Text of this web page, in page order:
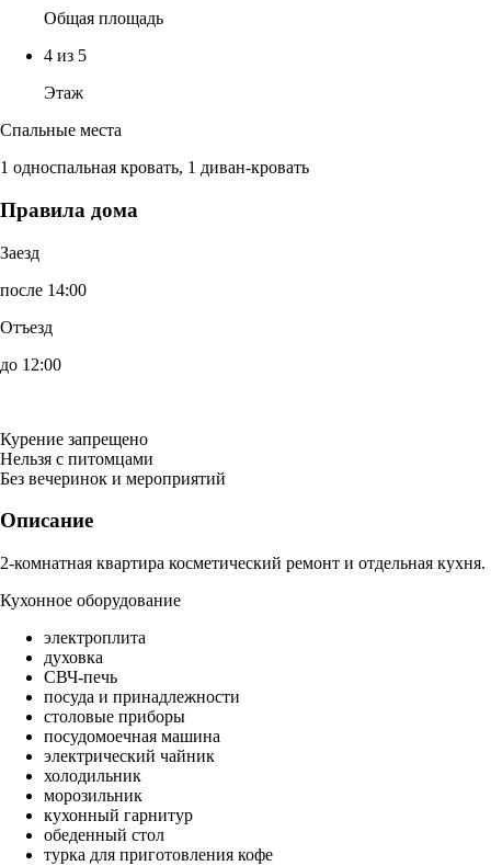
Общая площадь
4 из 5
Этаж
Спальные места
1 односпальная кровать, 1 диван-кровать
Правила дома
Заезд
после 14:00
Отъезд
до 12:00
Курение запрещено
Нельзя с питомцами
Без вечеринок и мероприятий
Описание
2-комнатная квартира косметический ремонт и отдельная кухня.
Кухонное оборудование
электроплита
духовка
СВЧ-печь
посуда и принадлежности
столовые приборы
посудомоечная машина
электрический чайник
холодильник
морозильник
кухонный гарнитур
обеденный стол
турка для приготовления кофе